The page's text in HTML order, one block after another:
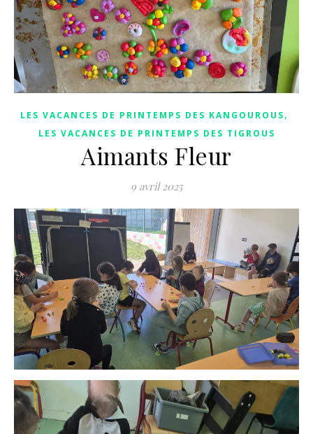
LES VACANCES DE PRINTEMPS DES KANGOUROUS,
LES VACANCES DE PRINTEMPS DES TIGROUS
Aimants Fleur
9 avril 2025